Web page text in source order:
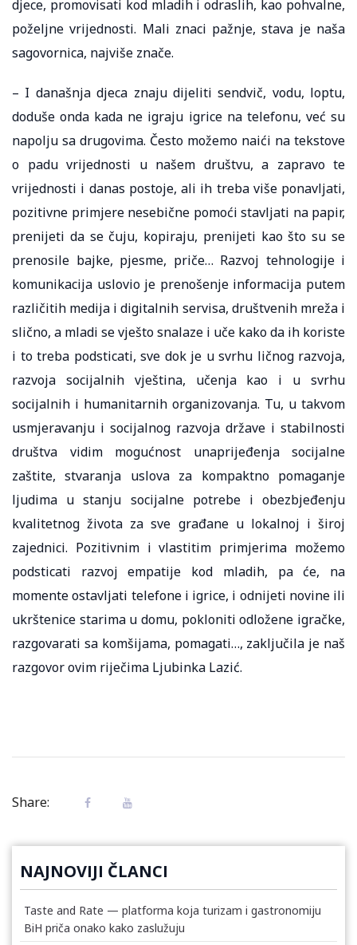
djece, promovisati kod mladih i odraslih, kao pohvalne,
poželjne vrijednosti. Mali znaci pažnje, stava je naša
sagovornica, najviše znače.
– I današnja djeca znaju dijeliti sendvič, vodu, loptu,
doduše onda kada ne igraju igrice na telefonu, već su
napolju sa drugovima. Često možemo naići na tekstove
o padu vrijednosti u našem društvu, a zapravo te
vrijednosti i danas postoje, ali ih treba više ponavljati,
pozitivne primjere nesebične pomoći stavljati na papir,
prenijeti da se čuju, kopiraju, prenijeti kao što su se
prenosile bajke, pjesme, priče… Razvoj tehnologije i
komunikacija uslovio je prenošenje informacija putem
različitih medija i digitalnih servisa, društvenih mreža i
slično, a mladi se vješto snalaze i uče kako da ih koriste
i to treba podsticati, sve dok je u svrhu ličnog razvoja,
razvoja socijalnih vještina, učenja kao i u svrhu
socijalnih i humanitarnih organizovanja. Tu, u takvom
usmjeravanju i socijalnog razvoja države i stabilnosti
društva vidim mogućnost unaprijeđenja socijalne
zaštite, stvaranja uslova za kompaktno pomaganje
ljudima u stanju socijalne potrebe i obezbjeđenju
kvalitetnog života za sve građane u lokalnoj i široj
zajednici. Pozitivnim i vlastitim primjerima možemo
podsticati razvoj empatije kod mladih, pa će, na
momente ostavljati telefone i igrice, i odnijeti novine ili
ukrštenice starima u domu, pokloniti odložene igračke,
razgovarati sa komšijama, pomagati…, zaključila je naš
razgovor ovim riječima Ljubinka Lazić.
Share:
NAJNOVIJI ČLANCI
Taste and Rate — platforma koja turizam i gastronomiju
BiH priča onako kako zaslužuju